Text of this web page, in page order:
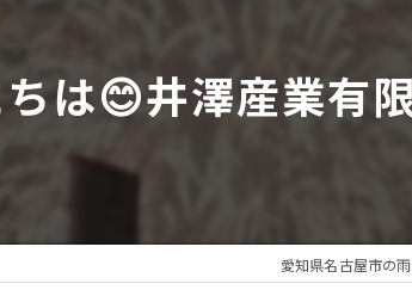
いさつ
紹介
は😊井澤産業有
愛知県名古屋市の